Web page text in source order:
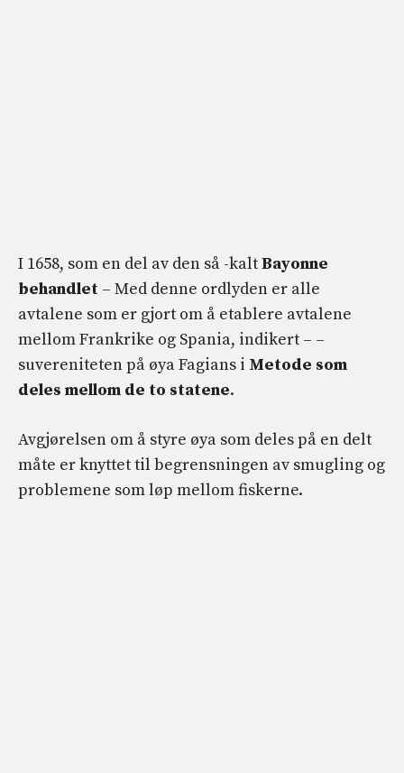
I 1658, som en del av den så -kaltBayonne
behandlet – Med denne ordlyden er alle
avtalene som er gjort om å etablere avtalene
mellom Frankrike og Spania, indikert – –
suvereniteten på øya Fagians i Metode som
deles mellom de to statene.
Avgjørelsen om å styre øya som deles på en delt
måte er knyttet til begrensningen av smugling og
problemene som løp mellom fiskerne.